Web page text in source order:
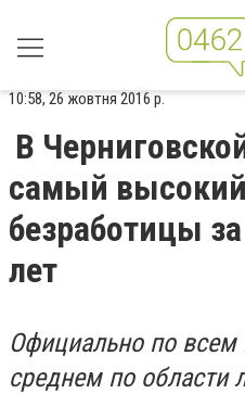
10:58, 26 жовтня 2016 р.
В
самый
безработицы
лет
Официально по всем
среднем по области